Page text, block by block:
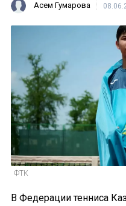
Асем Гумарова
ФТК
В Федерации тенниса